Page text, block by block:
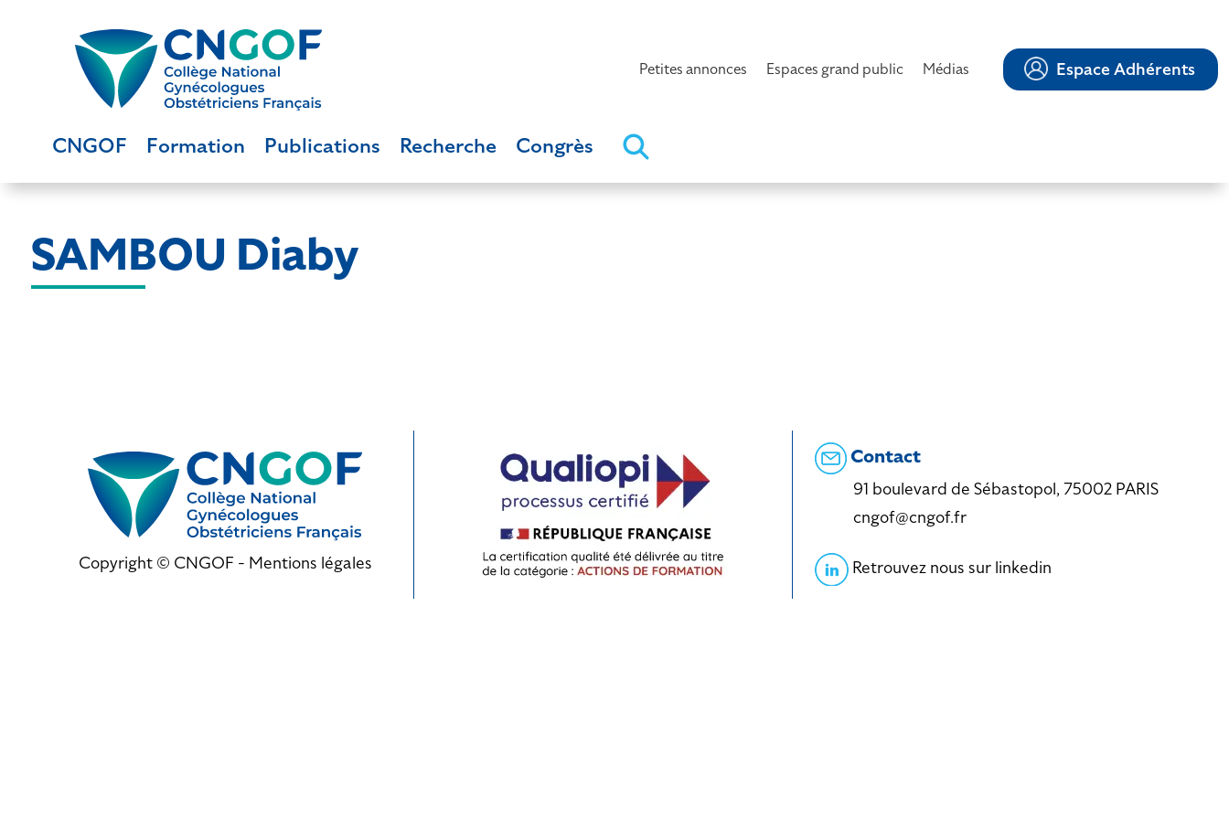
Petites annonces Espaces grand public Médias Espace Adhérents
CNGOF Formation Publications Recherche Congrès
SAMBOU Diaby
Copyright © CNGOF - Mentions légales
Contact
91 boulevard de Sébastopol, 75002 PARIS
cngof@cngof.fr
Retrouvez nous sur linkedin